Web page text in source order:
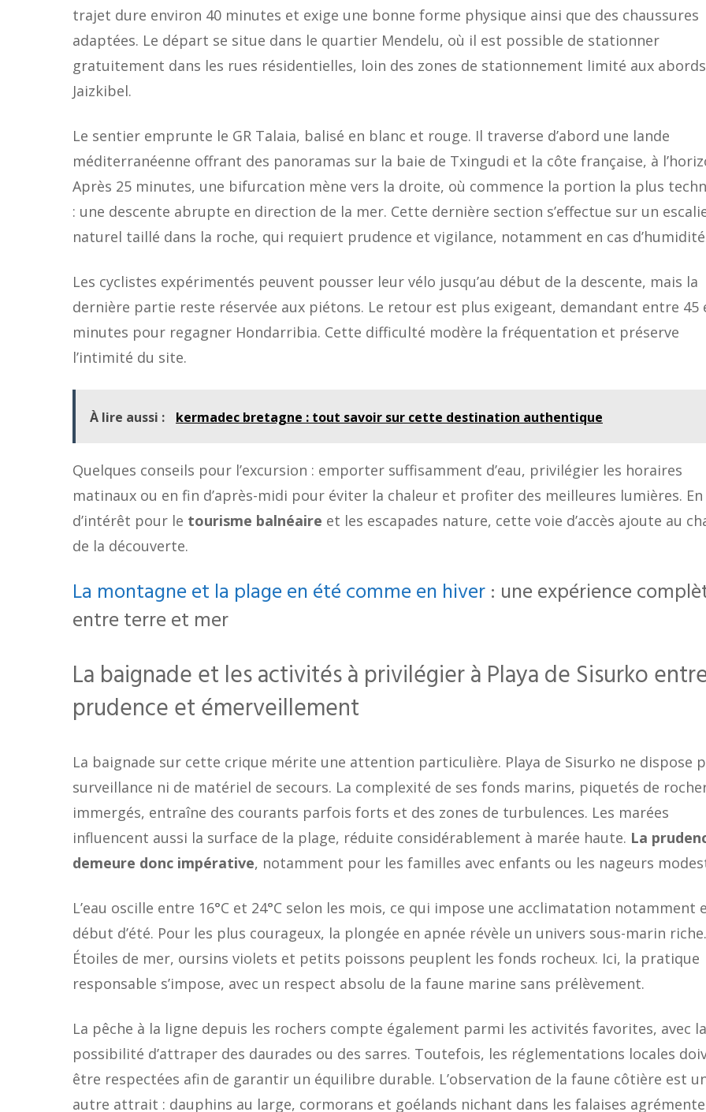
trajet dure environ 40 minutes et exige une bonne forme physique ainsi que des chaussures
adaptées. Le départ se situe dans le quartier Mendelu, où il est possible de stationner
gratuitement dans les rues résidentielles, loin des zones de stationnement limité aux
Jaizkibel.
Le sentier emprunte le GR Talaia, balisé en blanc et rouge. Il traverse d’abord une lande
méditerranéenne offrant des panoramas sur la baie de Txingudi et la côte française, à
Après 25 minutes, une bifurcation mène vers la droite, où commence la portion la plus
: une descente abrupte en direction de la mer. Cette dernière section s’effectue sur un
naturel taillé dans la roche, qui requiert prudence et vigilance, notamment en cas
Les cyclistes expérimentés peuvent pousser leur vélo jusqu’au début de la descente, mais la
dernière partie reste réservée aux piétons. Le retour est plus exigeant, demandant entre 45
minutes pour regagner Hondarribia. Cette difficulté modère la fréquentation et préserve
l’intimité du site.
À lire aussi : kermadec bretagne : tout savoir sur cette destination authentique
Quelques conseils pour l’excursion : emporter suffisamment d’eau, privilégier les horaires
matinaux ou en fin d’après-midi pour éviter la chaleur et profiter des meilleures lumières. En
d’intérêt pour le tourisme balnéaire et les escapades nature, cette voie d’accès ajoute au
de la découverte.
La montagne et la plage en été comme en hiver: une expérience
entre terre et mer
La baignade et les activités à privilégier à Playa de Sisurko
prudence et émerveillement
La baignade sur cette crique mérite une attention particulière. Playa de Sisurko ne dispose
surveillance ni de matériel de secours. La complexité de ses fonds marins, piquetés de
immergés, entraîne des courants parfois forts et des zones de turbulences. Les marées
influencent aussi la surface de la plage, réduite considérablement à marée haute. La
demeure donc impérative, notamment pour les familles avec enfants ou les nageurs
L’eau oscille entre 16°C et 24°C selon les mois, ce qui impose une acclimatation notamment
début d’été. Pour les plus courageux, la plongée en apnée révèle un univers sous-marin riche.
Étoiles de mer, oursins violets et petits poissons peuplent les fonds rocheux. Ici, la pratique
responsable s’impose, avec un respect absolu de la faune marine sans prélèvement.
La pêche à la ligne depuis les rochers compte également parmi les activités favorites, avec la
possibilité d’attraper des daurades ou des sarres. Toutefois, les réglementations locales
être respectées afin de garantir un équilibre durable. L’observation de la faune côtière est
autre attrait : dauphins au large, cormorans et goélands nichant dans les falaises